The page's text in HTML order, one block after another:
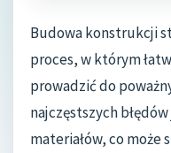
Budowa konstrukcji
proces, w którym
prowadzić do
najczęstszych
materiałów, co może